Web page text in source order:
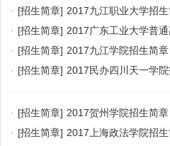
· [招生简章] 2017九江职业大学招
· [招生简章] 2017广东工业大学普
· [招生简章] 2017九江学院招生简章
· [招生简章] 2017民办四川天一学
· [招生简章] 2017贺州学院招生简章
· [招生简章] 2017上海政法学院招